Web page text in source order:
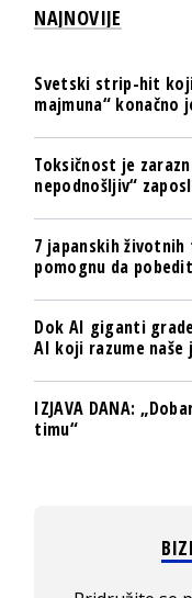
NAJNOVIJE
Svetski strip-hit
majmuna“ konačno
Toksičnost je
nepodnošljiv“
7 japanskih
pomognu da
Dok AI giganti
AI koji razume naše
IZJAVA DANA:
timu“